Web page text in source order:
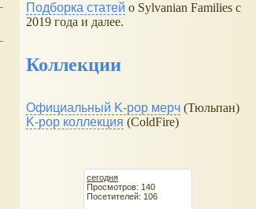
Подборка статей о Sylvanian Families с
2019 года и далее.
Коллекции
Официальный K-pop мерч (Тюльпан)
K-pop коллекция (ColdFire)
сегодня
Просмотров: 140
Посетителей: 106